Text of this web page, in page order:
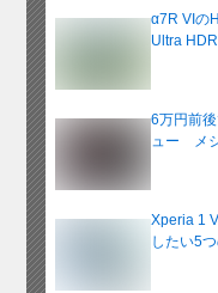
α7R VIの
Ultra
6万円前
ュー メ
Xperia 1
したい5